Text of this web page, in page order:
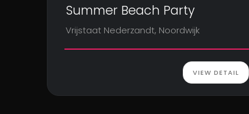
Summer Beach Party
Vrijstaat Nederzandt, Noordwijk
VIEW DETAIL